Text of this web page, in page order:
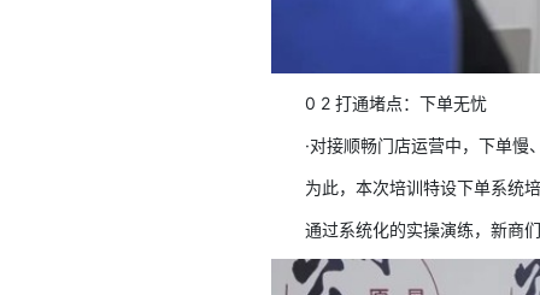
0 2 打通堵点：下单无忧
·对接顺畅门店运营中，下单
为此，本次培训特设下单系统
通过系统化的实操演练，新商